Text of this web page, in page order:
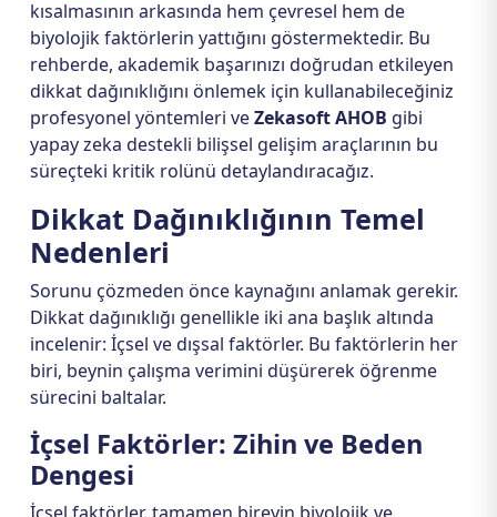
kısalmasının arkasında hem çevresel hem de
biyolojik faktörlerin yattığını göstermektedir. Bu
rehberde, akademik başarınızı doğrudan etkileyen
dikkat dağınıklığını önlemek için kullanabileceğiniz
profesyonel yöntemleri veZekasoft AHOB gibi
yapay zeka destekli bilişsel gelişim araçlarının bu
süreçteki kritik rolünü detaylandıracağız.
Dikkat Dağınıklığının Temel
Nedenleri
Sorunu çözmeden önce kaynağını anlamak gerekir.
Dikkat dağınıklığı genellikle iki ana başlık altında
incelenir: İçsel ve dışsal faktörler. Bu faktörlerin her
biri, beynin çalışma verimini düşürerek öğrenme
sürecini baltalar.
İçsel Faktörler: Zihin ve Beden
Dengesi